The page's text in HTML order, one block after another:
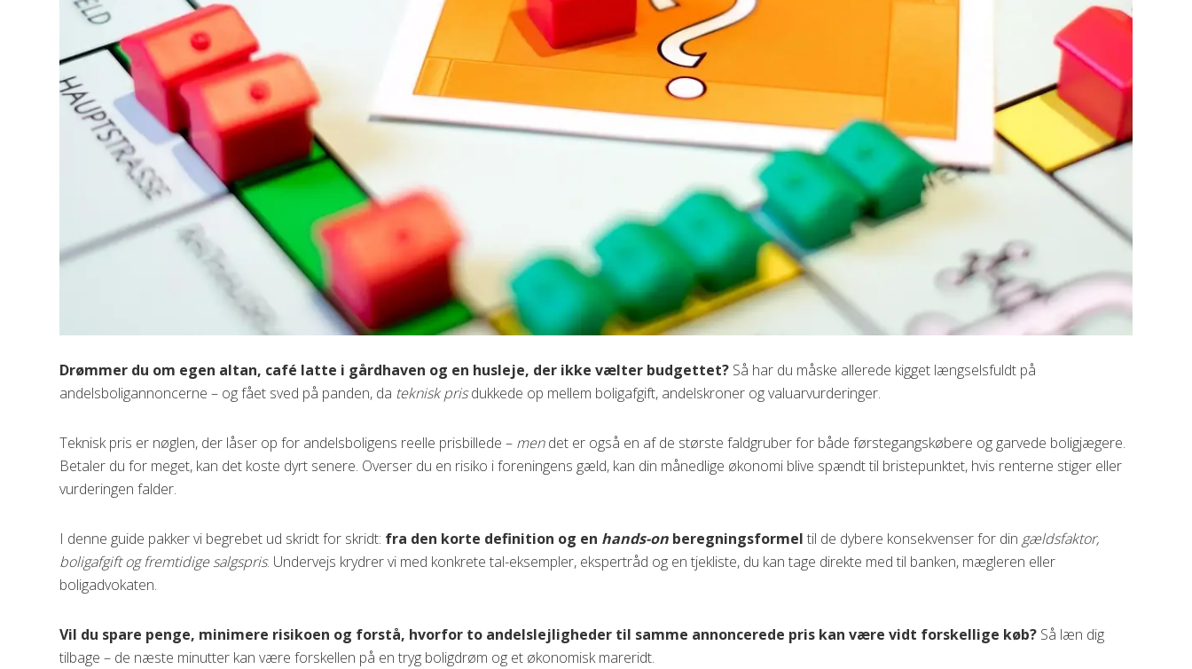
Drømmer du om egen altan, café latte i gårdhaven og en husleje, der ikke vælter budgettet? Så har du måske allerede kigget længselsfuldt på
andelsboligannoncerne – og fået sved på panden, da teknisk prisdukkede op mellem boligafgift, andelskroner og valuarvurderinger.
Teknisk pris er nøglen, der låser op for andelsboligens reelle prisbillede – mendet er også en af de største faldgruber for både førstegangskøbere og garvede boligjægere.
Betaler du for meget, kan det koste dyrt senere. Overser du en risiko i foreningens gæld, kan din månedlige økonomi blive spændt til bristepunktet, hvis renterne stiger eller
vurderingen falder.
I denne guide pakker vi begrebet ud skridt for skridt: fra den korte definition og en hands-on beregningsformel til de dybere konsekvenser for din gældsfaktor,
boligafgift og fremtidige salgspris. Undervejs krydrer vi med konkrete tal-eksempler, ekspertråd og en tjekliste, du kan tage direkte med til banken, mægleren eller
boligadvokaten.
Vil du spare penge, minimere risikoen og forstå, hvorfor to andelslejligheder til samme annon­cerede pris kan være vidt forskellige køb? Så læn dig
tilbage – de næste minutter kan være forskellen på en tryg boligdrøm og et økonomisk mareridt.